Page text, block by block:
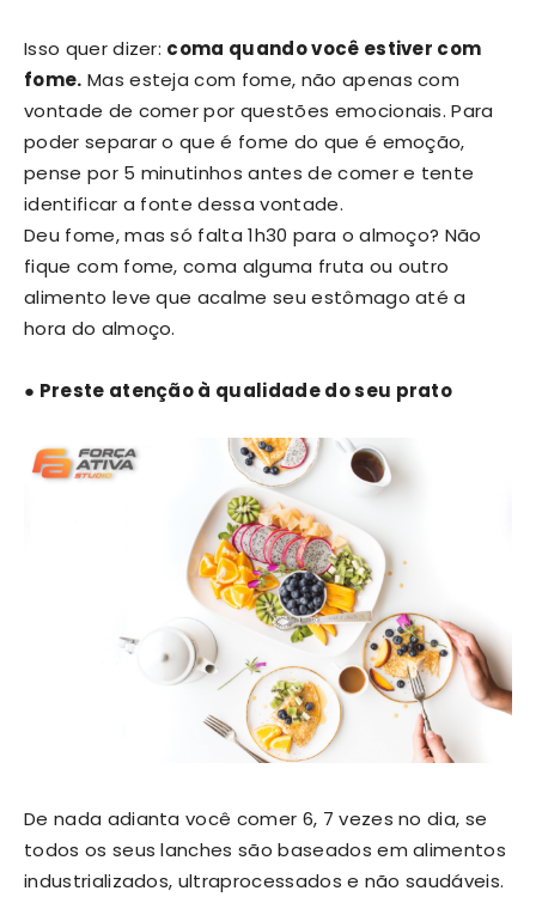
Isso quer dizer: coma quando você estiver com
fome. Mas esteja com fome, não apenas com
vontade de comer por questões emocionais. Para
poder separar o que é fome do que é emoção,
pense por 5 minutinhos antes de comer e tente
identificar a fonte dessa vontade.
Deu fome, mas só falta 1h30 para o almoço? Não
fique com fome, coma alguma fruta ou outro
alimento leve que acalme seu estômago até a
hora do almoço.
● Preste atenção à qualidade do seu prato
De nada adianta você comer 6, 7 vezes no dia, se
todos os seus lanches são baseados em alimentos
industrializados, ultraprocessados e não saudáveis.